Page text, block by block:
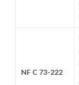
NF C 73-222